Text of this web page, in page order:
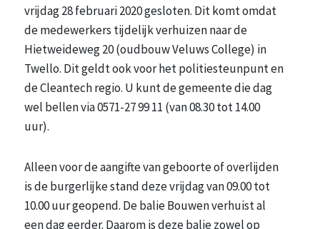
vrijdag 28 februari 2020 gesloten. Dit komt omdat
de medewerkers tijdelijk verhuizen naar de
Hietweideweg 20 (oudbouw Veluws College) in
Twello. Dit geldt ook voor het politiesteunpunt en
de Cleantech regio. U kunt de gemeente die dag
wel bellen via 0571-27 99 11 (van 08.30 tot 14.00
uur).
Alleen voor de aangifte van geboorte of overlijden
is de burgerlijke stand deze vrijdag van 09.00 tot
10.00 uur geopend. De balie Bouwen verhuist al
een dag eerder. Daarom is deze balie zowel op